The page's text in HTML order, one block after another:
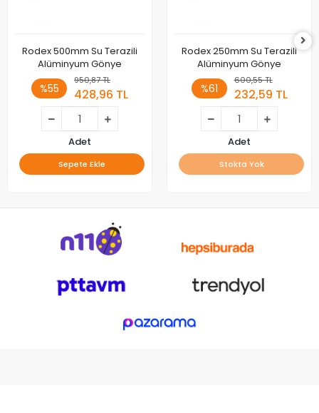
Rodex 500mm Su Terazili
Alüminyum Gönye
%55
950,87 TL
428,96 TL
Adet
Sepete Ekle
Rodex 250mm Su Terazili
Alüminyum Gönye
%61
600,55 TL
232,59 TL
Adet
Stokta Yok